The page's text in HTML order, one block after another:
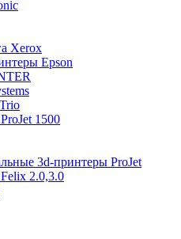
Xerox
Epson
1500
3d-принтеры ProJet
2.0,3.0